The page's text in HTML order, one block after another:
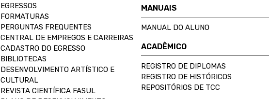
EGRESSOS
FORMATURAS
PERGUNTAS FREQUENTES
CENTRAL DE EMPREGOS E CARREIRAS
CADASTRO DO EGRESSO
BIBLIOTECAS
DESENVOLVIMENTO ARTÍSTICO E
CULTURAL
REVISTA CIENTÍFICA FASUL
MANUAIS
MANUAL DO ALUNO
ACADÊMICO
REGISTRO DE DIPLOMAS
REGISTRO DE HISTÓRICOS
REPOSITÓRIOS DE TCC